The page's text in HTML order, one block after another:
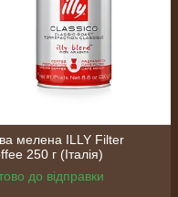
мелена ILLY Filter
250 г (Італія)
до відправки